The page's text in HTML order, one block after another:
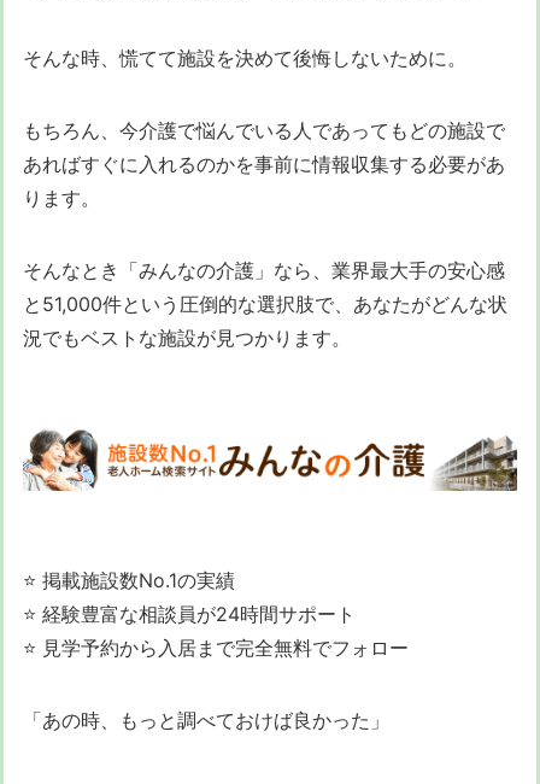
そんな時、慌てて施設を決めて後悔しないために。
もちろん、今介護で悩んでいる人であってもどの施設で
あればすぐに入れるのかを事前に情報収集する必要があ
ります。
そんなとき「みんなの介護」なら、業界最大手の安心感
と51,000件という圧倒的な選択肢で、あなたがどんな状
況でもベストな施設が見つかります。
⭐ 掲載施設数No.1の実績
⭐ 経験豊富な相談員が24時間サポート
⭐ 見学予約から入居まで完全無料でフォロー
「あの時、もっと調べておけば良かった」